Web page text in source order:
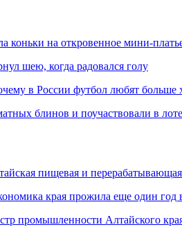
коньки на откровенное мини-
шею, когда радовался голу
в России футбол любят больше
блинов и поучаствовали в
пищевая и
края прожила еще один
промышленности Алтайского